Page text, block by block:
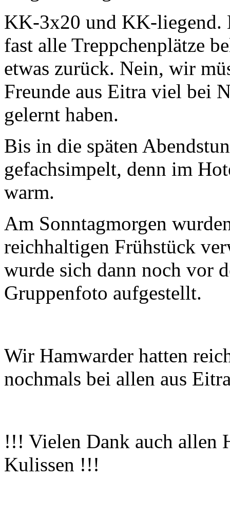
KK-3x20 und KK-liegend.
fast alle Treppchenplätze
etwas zurück. Nein, wir
Freunde aus Eitra viel bei
gelernt haben.
Bis in die späten
gefachsimpelt, denn im
warm.
Am Sonntagmorgen
reichhaltigen Frühstück
wurde sich dann noch vor
Gruppenfoto aufgestellt.
Wir Hamwarder hatten
nochmals bei allen aus
!!! Vielen Dank auch allen
Kulissen !!!